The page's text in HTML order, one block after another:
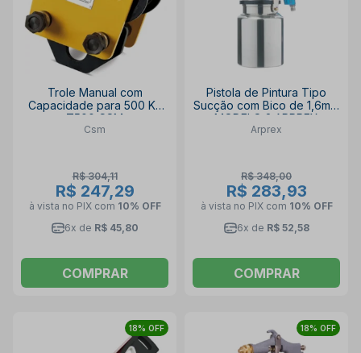
Trole Manual com
Capacidade para 500 Kg
T500 CSM
Csm
R$ 304,11
R$ 247,29
à vista no PIX com 10% OFF
6x de R$ 45,80
COMPRAR
Pistola de Pintura Tipo
Sucção com Bico de 1,6mm
MODELO 2 ARPREX
Arprex
R$ 348,00
R$ 283,93
à vista no PIX com 10% OFF
6x de R$ 52,58
COMPRAR
18% OFF 18% OFF